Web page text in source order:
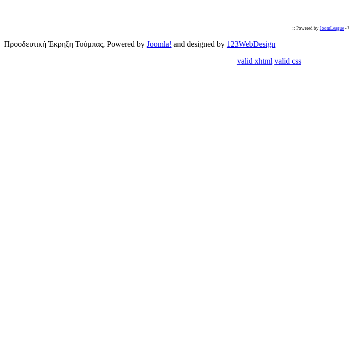
:: Powered by JoomLeague -
Προοδευτική Έκρηξη Τούμπας, Powered by Joomla! and designed by 123WebDesign
valid xhtml valid css